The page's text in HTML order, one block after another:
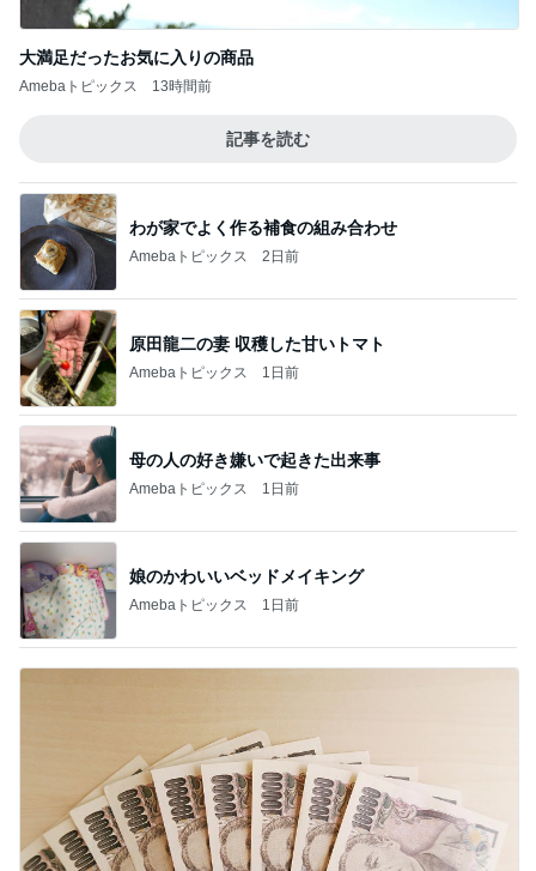
大満足だったお気に入りの商品
Amebaトピックス 13時間前
記事を読む
わが家でよく作る補食の組み合わせ
Amebaトピックス 2日前
原田龍二の妻 収穫した甘いトマト
Amebaトピックス 1日前
母の人の好き嫌いで起きた出来事
Amebaトピックス 1日前
娘のかわいいベッドメイキング
Amebaトピックス 1日前